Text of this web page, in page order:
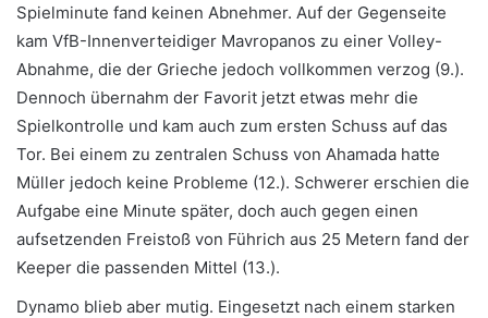
Spielminute fand keinen Abnehmer. Auf der Gegenseite
kam VfB-Innenverteidiger Mavropanos zu einer Volley-
Abnahme, die der Grieche jedoch vollkommen verzog (9.).
Dennoch übernahm der Favorit jetzt etwas mehr die
Spielkontrolle und kam auch zum ersten Schuss auf das
Tor. Bei einem zu zentralen Schuss von Ahamada hatte
Müller jedoch keine Probleme (12.). Schwerer erschien die
Aufgabe eine Minute später, doch auch gegen einen
aufsetzenden Freistoß von Führich aus 25 Metern fand der
Keeper die passenden Mittel (13.).
Dynamo blieb aber mutig. Eingesetzt nach einem starken